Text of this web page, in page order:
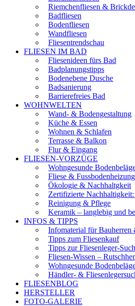
Riemchenfliesen &
Badfliesen
Bodenfliesen
Wandfliesen
Fliesentrendschau
FLIESEN IM BAD
Fliesenideen fürs Bad
Badplanungstipps
Bodenebene Dusche
Badsanierung
Barrierefreies Bad
WOHNWELTEN
Wand- & Bodengestaltung
Küche & Essen
Wohnen & Schlafen
Terrasse & Balkon
Flur & Eingang
FLIESEN-VORZÜGE
Wohngesunde
Fliese & Fussbodenheizung
Ökologie & Nachhaltgkeit
Zertifizierte
Reinigung & Pflege
Keramik – langlebig und
INFOS & TIPPS
Infomaterial für Bauherren
Tipps zum Fliesenkauf
Tipps zur Fliesenleger-
Fliesen-Wissen –
Wohngesunde
Händler- &
FLIESENBLOG
HERSTELLER
FOTO-GALERIE